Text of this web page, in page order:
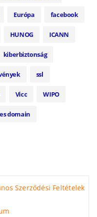
Európa facebook
HUNOG ICANN
kiberbiztonság
ssl
Vicc WIPO
domain
Szerződési Feltételek